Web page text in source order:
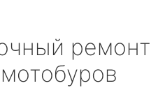
ремонт
мотобуров